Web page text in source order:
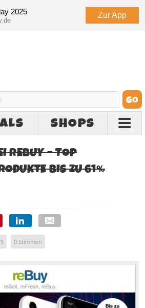
2025 Zur App
SHOPS
REBUY – TOP
BIS ZU 61%
5 0 Stimmen